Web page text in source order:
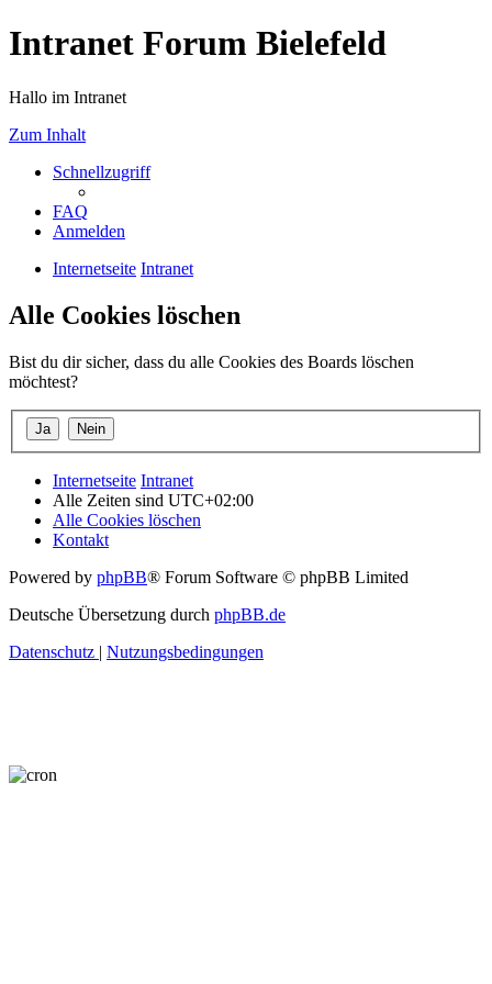
Intranet Forum Bielefeld
Hallo im Intranet
Zum Inhalt
Schnellzugriff
FAQ
Anmelden
Internetseite Intranet
Alle Cookies löschen
Bist du dir sicher, dass du alle Cookies des Boards löschen
möchtest?
Internetseite Intranet
Alle Zeiten sind UTC+02:00
Alle Cookies löschen
Kontakt
Powered by phpBB® Forum Software © phpBB Limited
Deutsche Übersetzung durch phpBB.de
Datenschutz | Nutzungsbedingungen